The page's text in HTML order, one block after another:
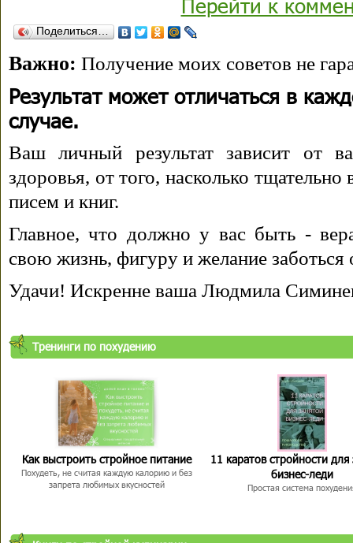
Поделиться…
Важно: Получение моих советов не
Результат может отличаться в
случае.
Ваш личный результат зависит от
здоровья, от того, насколько
писем и книг.
Главное, что должно у вас быть -
свою жизнь, фигуру и желание заботься
Удачи! Искренне ваша Людмила
Тренинги по похудению
Как выстроить стройное питание
Похудеть, не считая каждую калорию и без
запрета любимых вкусностей
11 каратов стройности для
бизнес-леди
Простая система